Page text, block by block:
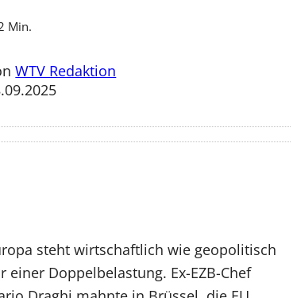
Min.
WTV Redaktion
steht wirtschaftlich wie geopolitisch
einer Doppelbelastung. Ex-EZB-Chef